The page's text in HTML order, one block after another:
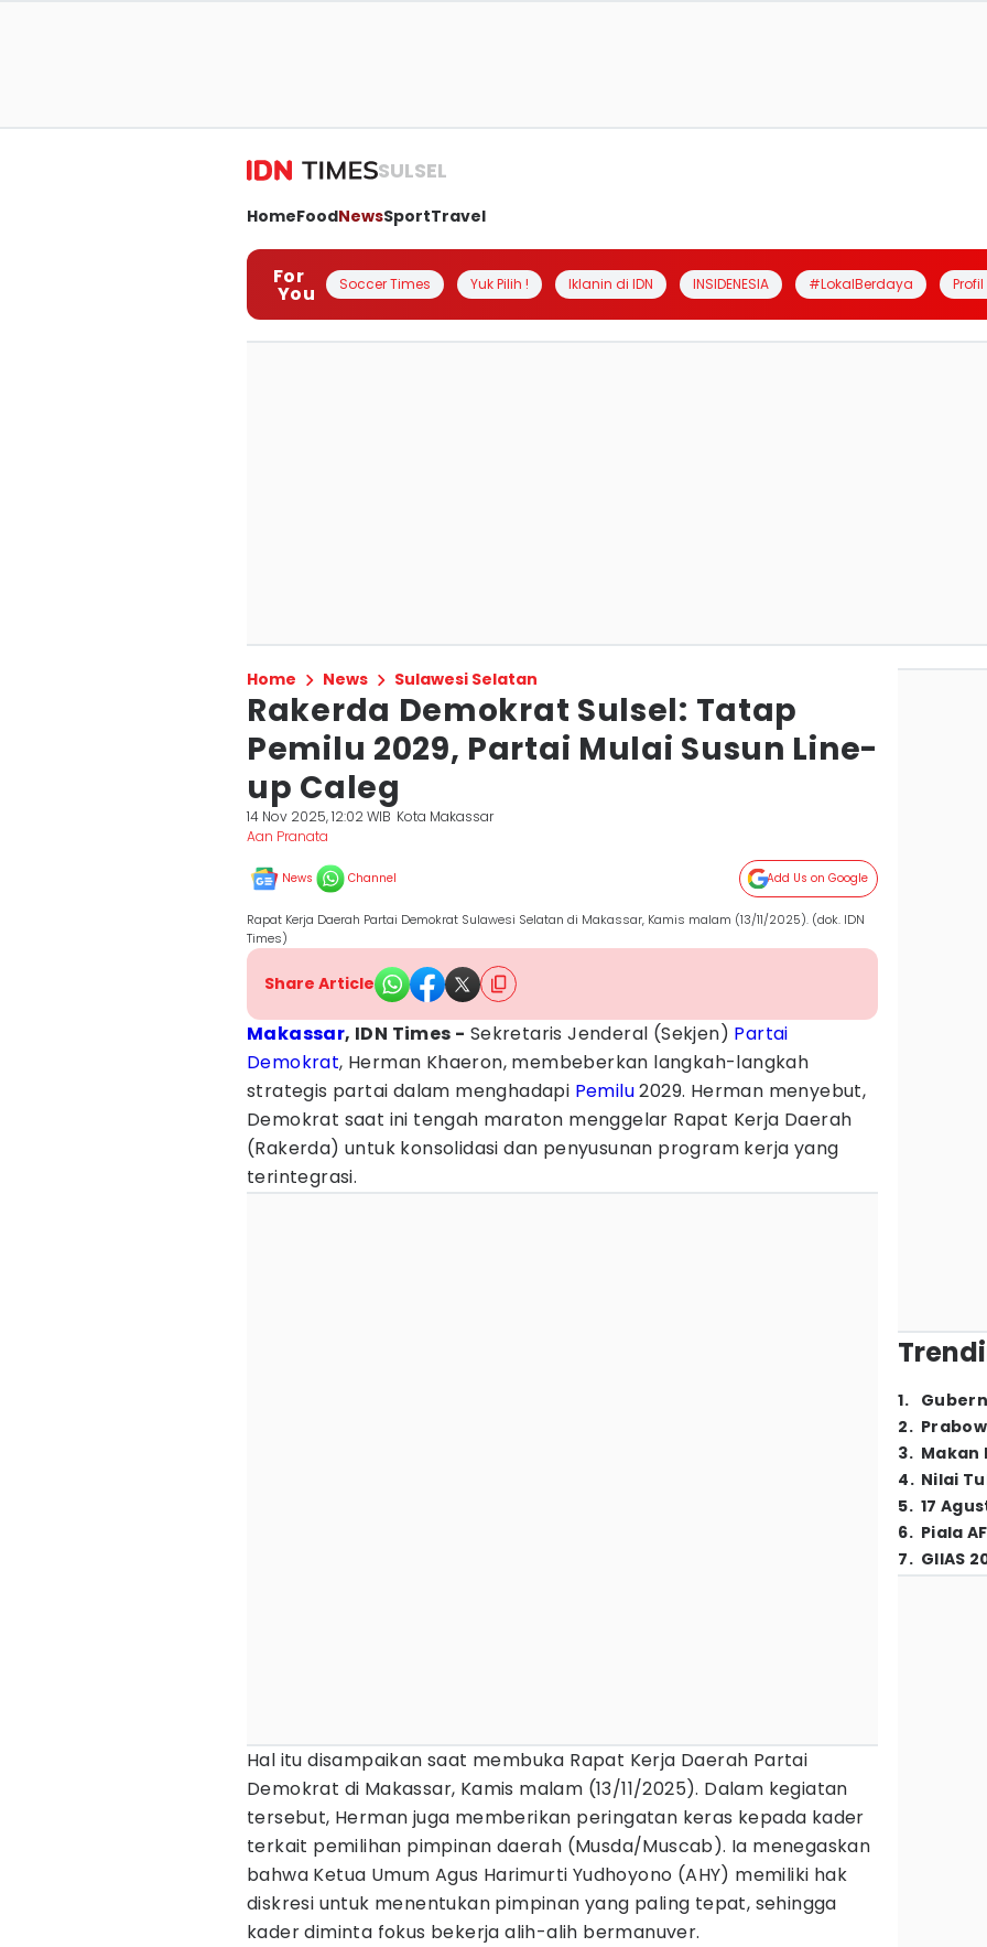
SULSEL
HomeFoodNewsSportTravel
For
You Soccer Times Yuk Pilih ! Iklanin di IDN INSIDENESIA #LokalBerdaya
Home News Sulawesi Selatan
Rakerda Demokrat Sulsel: Tatap
Pemilu 2029, Partai Mulai Susun Line-
up Caleg
14 Nov 2025, 12:02 WIB Kota Makassar
Aan Pranata
News Channel Add Us on Google
Rapat Kerja Daerah Partai Demokrat Sulawesi Selatan di Makassar, Kamis malam (13/11/2025). (dok. IDN
Times)
Share Article
Makassar, IDN Times - Sekretaris Jenderal (Sekjen) Partai
Demokrat, Herman Khaeron, membeberkan langkah-langkah
strategis partai dalam menghadapi Pemilu2029. Herman menyebut,
Demokrat saat ini tengah maraton menggelar Rapat Kerja Daerah
(Rakerda) untuk konsolidasi dan penyusunan program kerja yang
terintegrasi.
Hal itu disampaikan saat membuka Rapat Kerja Daerah Partai
Demokrat di Makassar, Kamis malam (13/11/2025). Dalam kegiatan
tersebut, Herman juga memberikan peringatan keras kepada kader
terkait pemilihan pimpinan daerah (Musda/Muscab). Ia menegaskan
bahwa Ketua Umum Agus Harimurti Yudhoyono (AHY) memiliki hak
diskresi untuk menentukan pimpinan yang paling tepat, sehingga
kader diminta fokus bekerja alih-alih bermanuver.
1.
2.
3. Makan
4. Nilai
5. 17
6. Piala
7. GIIAS